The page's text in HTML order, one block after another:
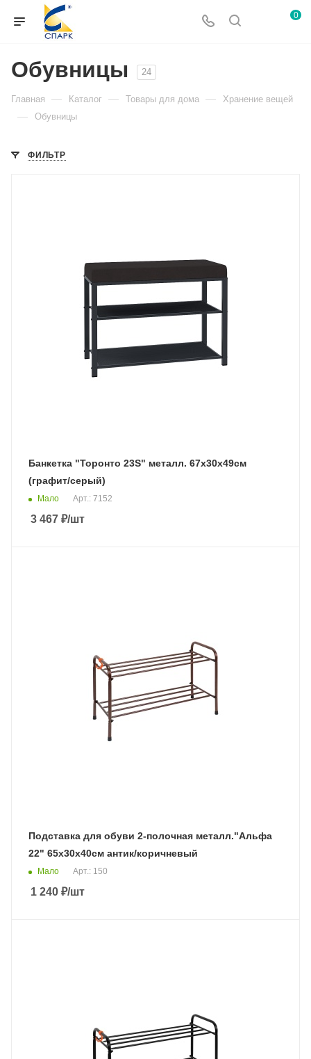
0
Обувницы 24
Главная — Каталог — Товары для дома — Хранение вещей
— Обувницы
ФИЛЬТР
Банкетка "Торонто 23S" металл. 67х30х49см
(графит/серый)
Мало Арт.: 7152
3 467 ₽/шт
Подставка для обуви 2-полочная металл."Альфа
22" 65х30х40см антик/коричневый
Мало Арт.: 150
1 240 ₽/шт